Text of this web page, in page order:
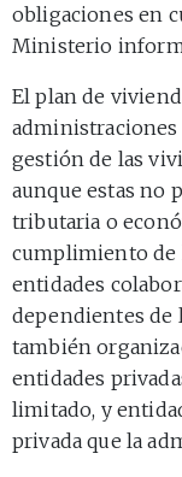
obligaciones en
Ministerio
El plan de
gestión de las
aunque estas no
tributaria o
cumplimiento de
entidades
dependientes de
también
entidades
limitado, y
privada que la